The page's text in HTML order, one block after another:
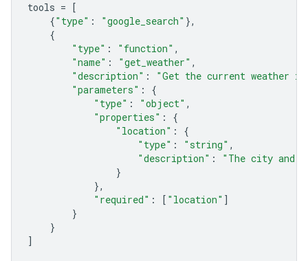
tools = [
{"type" : "google_search" },
{
"type" : "function" ,
"name" : "get_weather" ,
"description" :
"Get the current weather
"parameters" :
{
"type" : "object" ,
"properties" :
{
"location" :
{
"type" : "string" ,
"description" :
"The city and
}
},
"required" : [ "location" ]
}
}
]